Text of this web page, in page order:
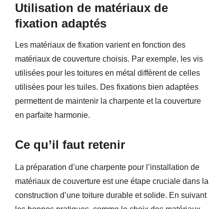
Utilisation de matériaux de
fixation adaptés
Les matériaux de fixation varient en fonction des
matériaux de couverture choisis. Par exemple, les vis
utilisées pour les toitures en métal diffèrent de celles
utilisées pour les tuiles. Des fixations bien adaptées
permettent de maintenir la charpente et la couverture
en parfaite harmonie.
Ce qu’il faut retenir
La préparation d’une charpente pour l’installation de
matériaux de couverture est une étape cruciale dans la
construction d’une toiture durable et solide. En suivant